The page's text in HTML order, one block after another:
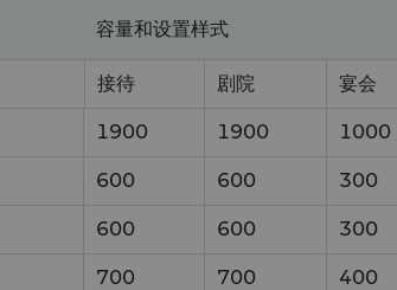
容量和设置样式
接待 剧院 宴会
1900 1900 1000
600 600 300
600 600 300
700 700 400